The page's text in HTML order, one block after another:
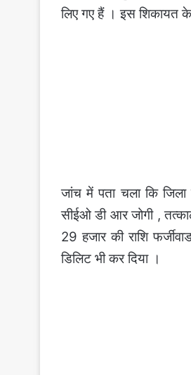
लिए गए हैं । इस शिकायत
जांच में पता चला कि
सीईओ डी आर जोगी ,
29 हजार की राशि
डिलिट भी कर दिया ।